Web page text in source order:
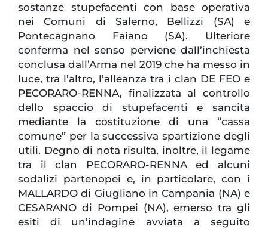
sostanze stupefacenti con base operativa
nei Comuni di Salerno, Bellizzi (SA) e
Pontecagnano Faiano (SA). Ulteriore
conferma nel senso perviene dall’inchiesta
conclusa dall’Arma nel 2019 che ha messo in
luce, tra l’altro, l’alleanza tra i clan DE FEO e
PECORARO-RENNA, finalizzata al controllo
dello spaccio di stupefacenti e sancita
mediante la costituzione di una “cassa
comune” per la successiva spartizione degli
utili. Degno di nota risulta, inoltre, il legame
tra il clan PECORARO-RENNA ed alcuni
sodalizi partenopei e, in particolare, con i
MALLARDO di Giugliano in Campania (NA) e
CESARANO di Pompei (NA), emerso tra gli
esiti di un’indagine avviata a seguito